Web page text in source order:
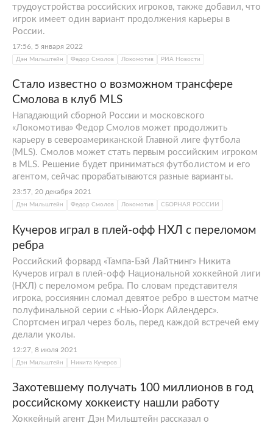
трудоустройства российских игроков, также добавил, что
игрок имеет один вариант продолжения карьеры в
России.
17:56, 5 января 2022
Дэн Мильштейн Федор Смолов Локомотив РИА Новости
Стало известно о возможном трансфере
Смолова в клуб MLS
Нападающий сборной России и московского
«Локомотива» Федор Смолов может продолжить
карьеру в североамериканской Главной лиге футбола
(MLS). Смолов может стать первым российским игроком
в MLS. Решение будет приниматься футболистом и его
агентом, сейчас прорабатываются разные варианты.
23:57, 20 декабря 2021
Дэн Мильштейн Федор Смолов Локомотив СБОРНАЯ РОССИИ
Кучеров играл в плей-офф НХЛ с переломом
ребра
Российский форвард «Тампа-Бэй Лайтнинг» Никита
Кучеров играл в плей-офф Национальной хоккейной лиги
(НХЛ) с переломом ребра. По словам представителя
игрока, россиянин сломал девятое ребро в шестом матче
полуфинальной серии с «Нью-Йорк Айлендерс».
Спортсмен играл через боль, перед каждой встречей ему
делали уколы.
12:27, 8 июля 2021
Дэн Мильштейн Никита Кучеров
Захотевшему получать 100 миллионов в год
российскому хоккеисту нашли работу
Хоккейный агент Дэн Мильштейн рассказал о